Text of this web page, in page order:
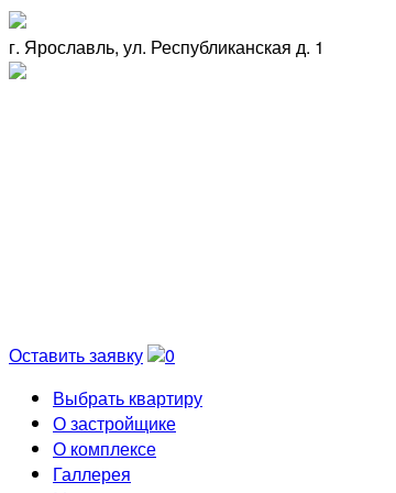
г. Ярославль, ул. Республиканская д. 1
Оставить заявку
0
Выбрать квартиру
О застройщике
О комплексе
Галлерея